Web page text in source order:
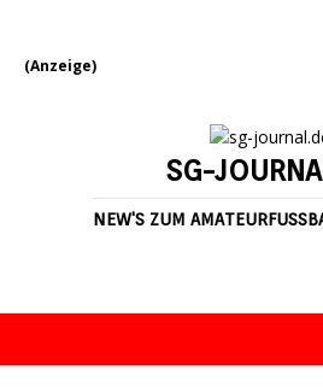
(Anzeige)
SG-
NEW'S ZUM